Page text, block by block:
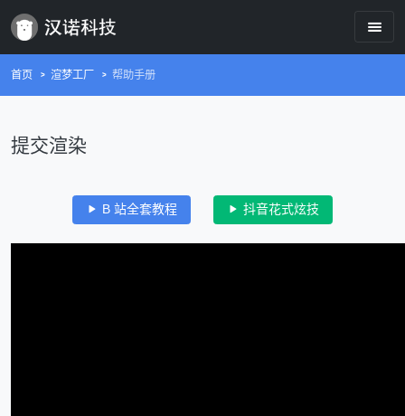
首页 渲梦工厂 帮助手册
提交渲染
B 站全套教程 抖音花式炫技